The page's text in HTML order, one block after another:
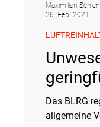
Das BLRG
allgemeine
Maximilian
26. Feb. 2021